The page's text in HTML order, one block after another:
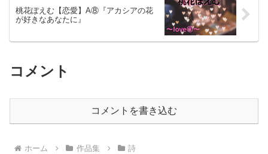
桃花ぽえむ【恋愛】A⑧『アカシアの花
が好きなあなたに』
コメント
コメントを書き込む
ホーム 作品集 詩